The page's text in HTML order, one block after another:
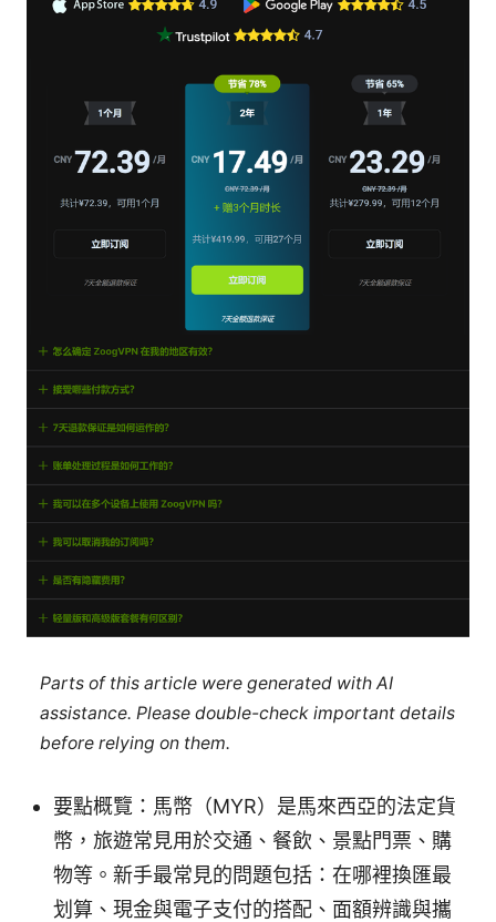
Parts of this article were generated with AI
assistance. Please double-check important details
before relying on them.
要點概覽：馬幣（MYR）是馬來西亞的法定貨
幣，旅遊常見用於交通、餐飲、景點門票、購
物等。新手最常見的問題包括：在哪裡換匯最
划算、現金與電子支付的搭配、面額辨識與攜